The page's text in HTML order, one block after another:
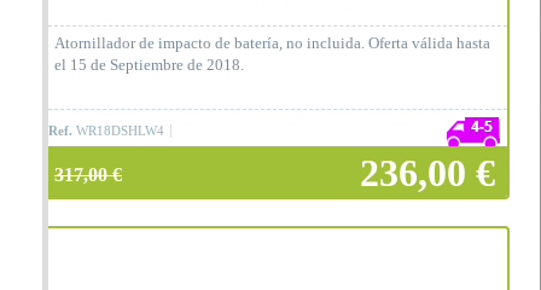
Atornillador de impacto de batería, no incluida. Oferta válida hasta
el 15 de Septiembre de 2018.
Ref. WR18DSHLW4
317,00 € 236,00 €